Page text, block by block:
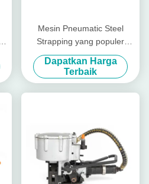
Mesin Pneumatic Steel
Strapping yang populer
19mm-32mm
Dapatkan Harga
Terbaik